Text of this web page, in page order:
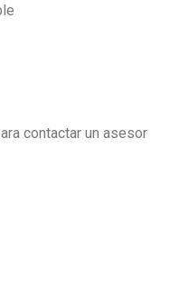
contactar un asesor